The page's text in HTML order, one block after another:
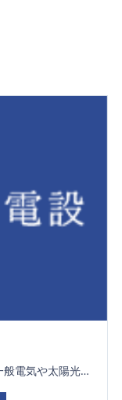
・主なプラントの電気設備工事を中心に一般電気や太陽光発電の工事も行ないます。 １人ではなくチームで行う仕事なのでにぎやかでアットホームな職場です！ 女性や若手の社員も活躍中の職場です。 立ち仕事がメインなので身体を動かすことが好きな方にはピッタリのお仕事です！